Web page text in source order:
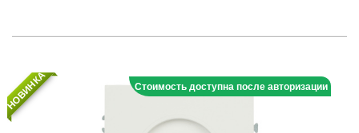
НОВИНКА Стоимость доступна после авторизации